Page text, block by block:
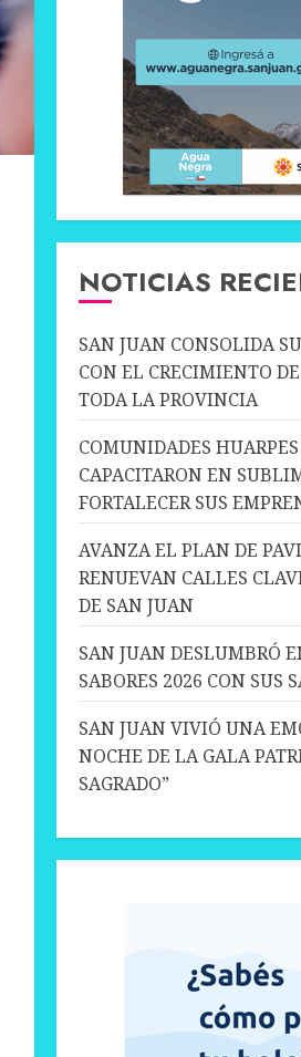
NOTICIAS
SAN JUAN CONSOLIDA
CON EL CRECIMIENTO
TODA LA PROVINCIA
COMUNIDADES
CAPACITARON EN
FORTALECER SUS
AVANZA EL PLAN DE
RENUEVAN CALLES
DE SAN JUAN
SAN JUAN DESLUMBRÓ
SABORES 2026 CON SUS
SAN JUAN VIVIÓ UNA
NOCHE DE LA GALA
SAGRADO”